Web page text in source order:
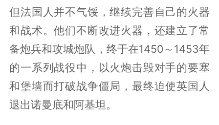
但法国人并不气馁，继续完善自己的火器
和战术。他们不断改进火器，还建立了常
备炮兵和攻城炮队，终于在1450～1453年
的一系列战役中，以火炮击毁对手的要塞
和堡墙而打破战争僵局，最终迫使英国人
退出诺曼底和阿基坦。